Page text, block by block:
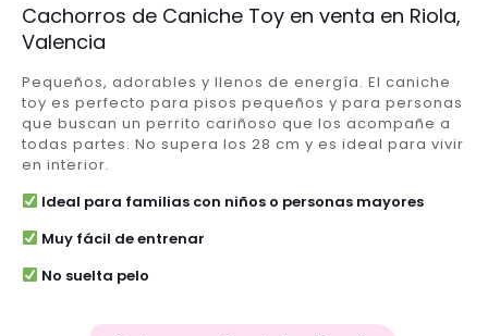
Cachorros de Caniche Toy en venta en Riola,
Valencia
Pequeños, adorables y llenos de energía. El caniche
toy es perfecto para pisos pequeños y para personas
que buscan un perrito cariñoso que los acompañe a
todas partes. No supera los 28 cm y es ideal para vivir
en interior.
Ideal para familias con niños o personas mayores
Muy fácil de entrenar
No suelta pelo